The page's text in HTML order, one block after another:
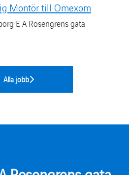
Montör till Omexom
E A Rosengrens gata
Alla jobb